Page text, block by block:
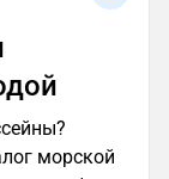
морской